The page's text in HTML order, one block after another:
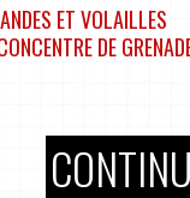
ET VOLAILLES
DE